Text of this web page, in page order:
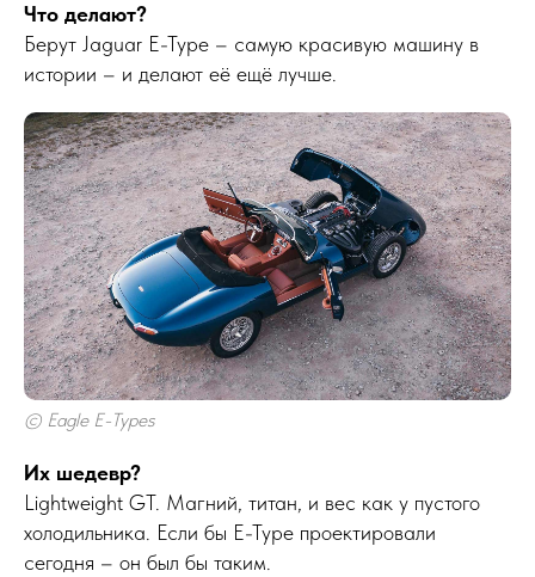
Что делают?
Берут Jaguar E-Type – самую красивую машину в
истории – и делают её ещё лучше.
© Eagle E-Types
Их шедевр?
Lightweight GT. Магний, титан, и вес как у пустого
холодильника. Если бы E-Type проектировали
сегодня – он был бы таким.